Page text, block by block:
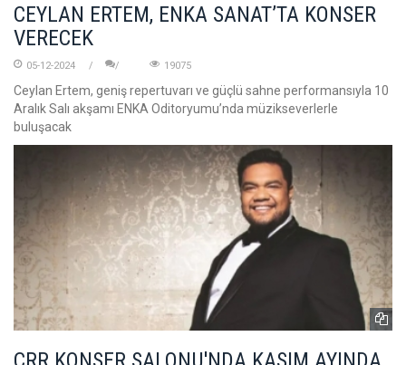
CEYLAN ERTEM, ENKA SANAT’TA KONSER
VERECEK
05-12-2024 19075
Ceylan Ertem, geniş repertuvarı ve güçlü sahne performansıyla 10
Aralık Salı akşamı ENKA Oditoryumu’nda müzikseverlerle
buluşacak